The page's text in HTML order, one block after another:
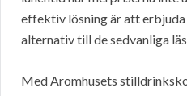
effektiv lösning är att
alternativ till de sedvanliga
Med Aromhusets